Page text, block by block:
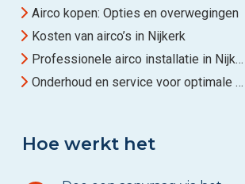
Airco kopen: Opties en overwegingen
Kosten van airco’s in Nijkerk
Professionele airco installatie in Nijkerk
Onderhoud en service voor optimale prestaties
Hoe werkt het